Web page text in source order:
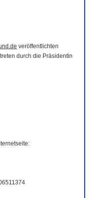
veröffentlichten
durch die Präsidentin